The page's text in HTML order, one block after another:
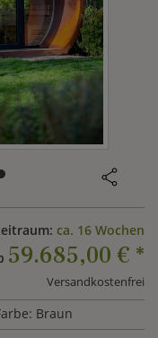
ca. 16 Wochen
59.685,00 € *
Versandkostenfrei
Braun